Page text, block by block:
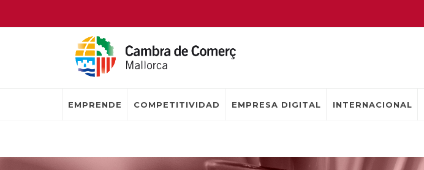
EMPRENDE COMPETITIVIDAD EMPRESA DIGITAL INTERNACIONAL